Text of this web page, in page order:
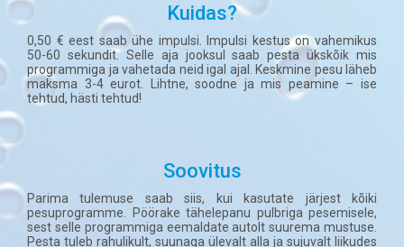
Kuidas?
0,50 € eest saab ühe impulsi. Impulsi kestus on vahemikus
50-60 sekundit. Selle aja jooksul saab pesta ükskõik mis
programmiga ja vahetada neid igal ajal. Keskmine pesu läheb
maksma 3-4 eurot. Lihtne, soodne ja mis peamine – ise
tehtud, hästi tehtud!
Soovitus
Parima tulemuse saab siis, kui kasutate järjest kõiki
pesuprogramme. Pöörake tähelepanu pulbriga pesemisele,
sest selle programmiga eemaldate autolt suurema mustuse.
Pesta tuleb rahulikult, suunaga ülevalt alla ja sujuvalt liikudes